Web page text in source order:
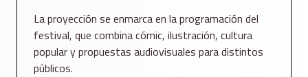
La proyección se enmarca en la programación del
festival, que combina cómic, ilustración, cultura
popular y propuestas audiovisuales para distintos
públicos.